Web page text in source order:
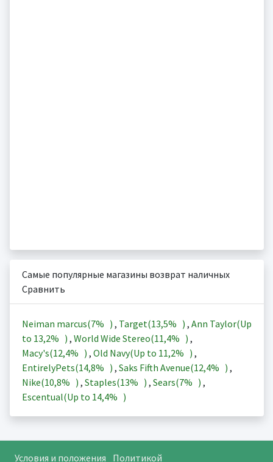
Самые популярные магазины возврат наличных
Сравнить
Neiman marcus(7% ) , Target(13,5% ) , Ann Taylor(Up
to 13,2% ) , World Wide Stereo(11,4% ) ,
Macy's(12,4% ) , Old Navy(Up to 11,2% ) ,
EntirelyPets(14,8% ) , Saks Fifth Avenue(12,4% ) ,
Nike(10,8% ) , Staples(13% ) , Sears(7% ) ,
Escentual(Up to 14,4% )
Условия и положения Политикой